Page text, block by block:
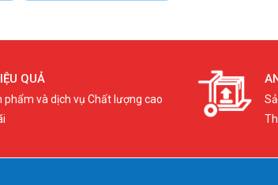
QUẢ
phẩm và dịch vụ Chất lượng cao